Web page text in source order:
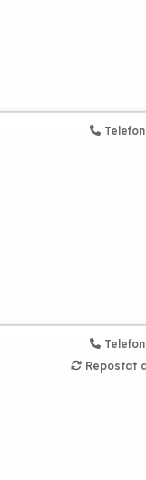
Repostat